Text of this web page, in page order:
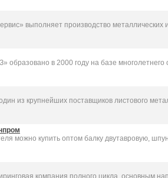
выполняет производство металлических
образовано в 2000 году на базе многолетнего
из крупнейших поставщиков листового
можно купить оптом балку двутавровую,
компания полного цикла, основным